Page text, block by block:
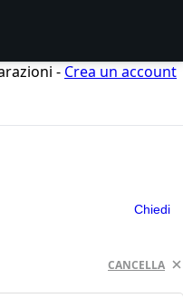
- Crea un account
Chiedi
CANCELLA